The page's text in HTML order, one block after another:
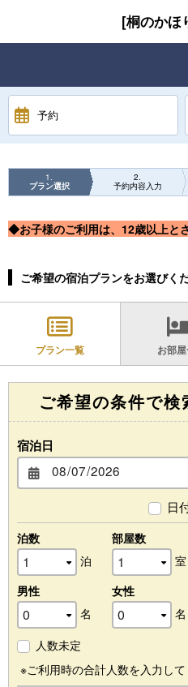
[桐のか
予約
1
プラン選択
2
予約内容入力
◆お子様のご利用は、12歳以上と
ご希望の宿泊プランをお選びくだ
プラン一覧 お部
ご希望の条件で検
宿泊日
日
泊数
泊
部屋数
室
男性
名
女性
名
人数未定
※ご利用時の合計人数を入力し